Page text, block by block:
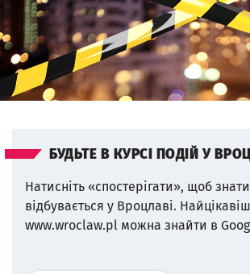
БУДЬТЕ В КУРСІ ПОДІЙ У
Натисніть «спостерігати», щоб
відбувається у Вроцлаві.
www.wroclaw.pl можна знайти в